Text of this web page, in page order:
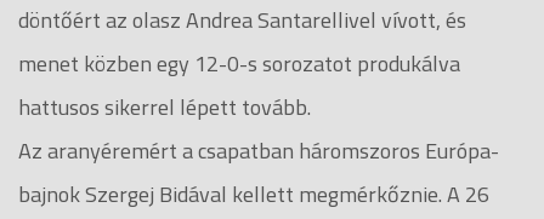
döntőért az olasz Andrea Santarellivel vívott, és
menet közben egy 12-0-s sorozatot produkálva
hattusos sikerrel lépett tovább.
Az aranyéremért a csapatban háromszoros Európa-
bajnok Szergej Bidával kellett megmérkőznie. A 26